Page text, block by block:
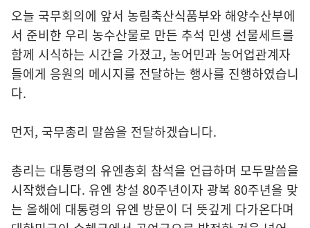
오늘 국무회의에 앞서 농림축산식품부와 해양수산부에
서 준비한 우리 농수산물로 만든 추석 민생 선물세트를
함께 시식하는 시간을 가졌고, 농어민과 농어업관계자
들에게 응원의 메시지를 전달하는 행사를 진행하였습니
다.
먼저, 국무총리 말씀을 전달하겠습니다.
총리는 대통령의 유엔총회 참석을 언급하며 모두말씀을
시작했습니다. 유엔 창설 80주년이자 광복 80주년을 맞
는 올해에 대통령의 유엔 방문이 더 뜻깊게 다가온다며